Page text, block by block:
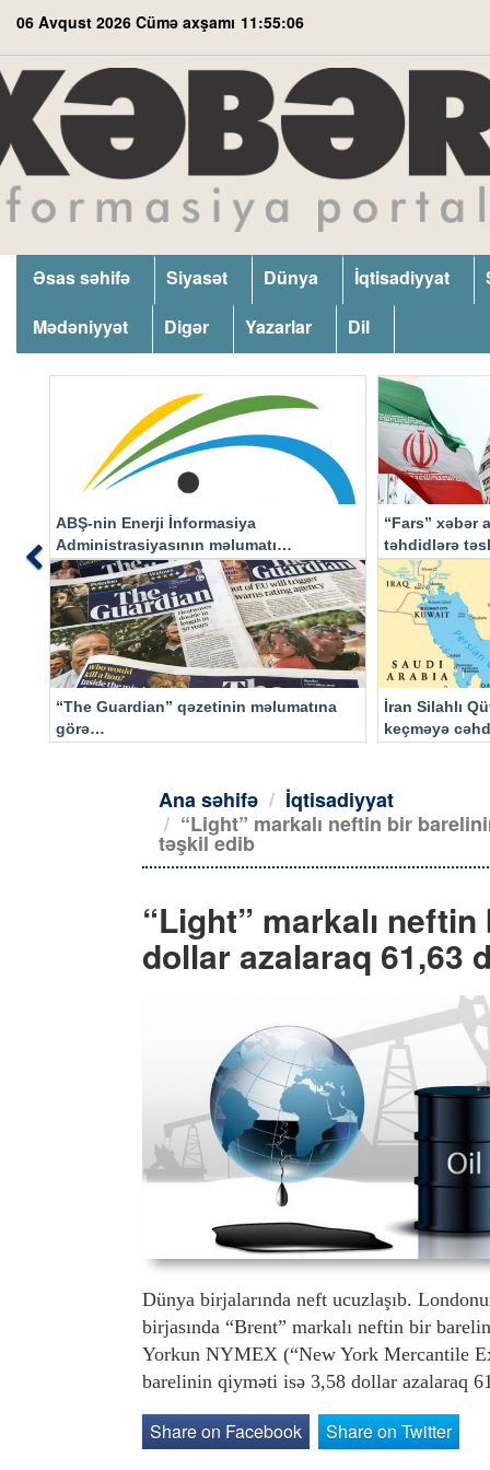
06 Avqust 2026 Cümə axşamı 11:55:07
Əsas səhifə Siyasət Dünya İqtisadiyyat
Mədəniyyət
Digər Yazarlar Dil
ABŞ-nin Enerji İnformasiya
Administrasiyasının məlumatı
əsasında…
“Fars” xəbər
təhdidlərə
“The Guardian” qəzetinin məlumatına
görə…
İran Silahlı
keçməyə
Previous
Ana səhifə
İqtisadiyyat
“Light” markalı neftin bir
təşkil edib
“Light” markalı
dollar azalaraq 61,63
Dünya birjalarında neft ucuzlaşıb.
birjasında “Brent” markalı neftin bir
Yorkun NYMEX (“New York Mercantile
barelinin qiyməti isə 3,58 dollar azalaraq
Share on Facebook Share on Twitter